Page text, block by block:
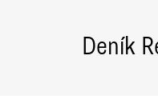
Deník